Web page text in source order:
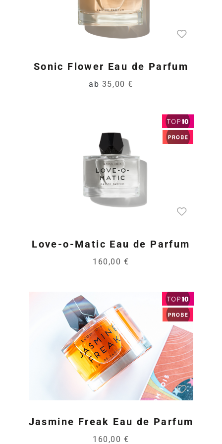
Sonic Flower Eau de Parfum
ab 35,00 €
Love-o-Matic Eau de Parfum
160,00 €
Jasmine Freak Eau de Parfum
160,00 €